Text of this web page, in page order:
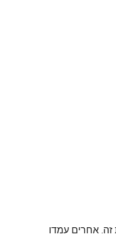
אחרים עמדו